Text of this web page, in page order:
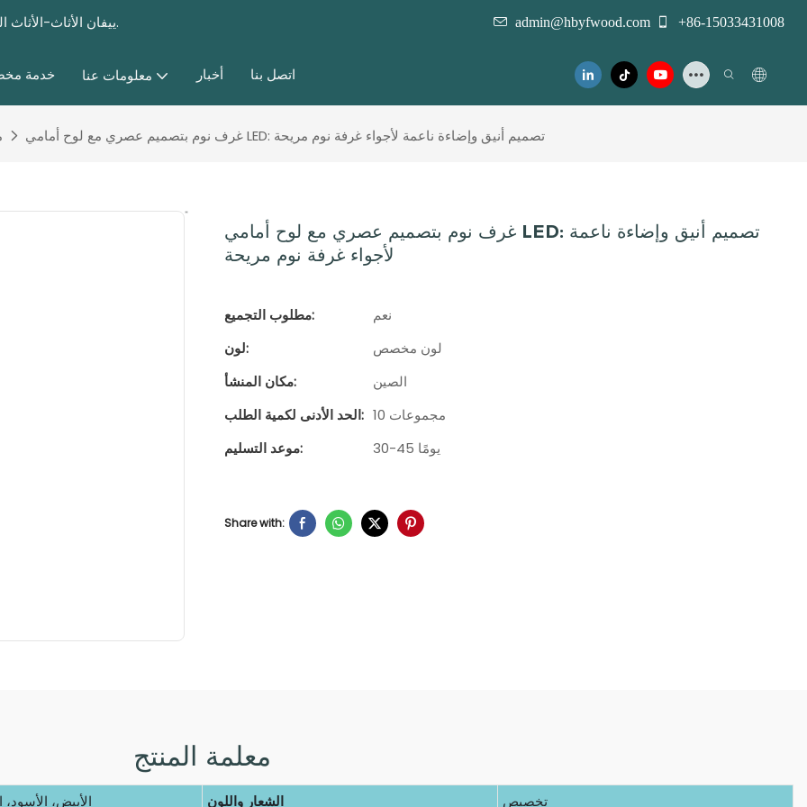
ييفان الأثاث-الأثاث المخصص للأثاث وغرفة نوم مختلفة ، وأثاث غرفة المعيشة منذ عام 1985. admin@hbyfwood.com +86-15033431008
خدمة معلومات عنا أخبار اتصل بنا
غرف نوم بتصميم عصري مع لوح أمامي LED: تصميم أنيق وإضاءة ناعمة لأجواء غرفة نوم مريحة
غرف نوم بتصميم عصري مع لوح أمامي LED: تصميم أنيق وإضاءة ناعمة
لأجواء غرفة نوم مريحة
مطلوب التجميع:
نعم
لون:
لون مخصص
مكان المنشأ:
الصين
الحد الأدنى لكمية الطلب:
10 مجموعات
موعد التسليم:
30-45 يومًا
Share with:
معلمة المنتج
الأبيض، الشعار واللون
تخصيص